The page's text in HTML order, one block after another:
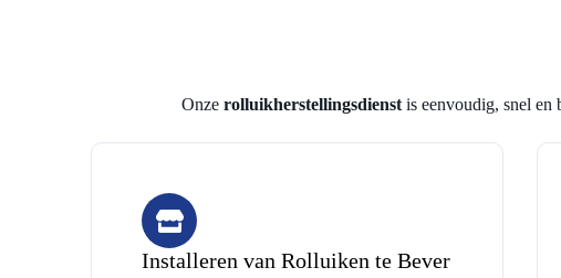
Onze rolluikherstellingsdienst is eenvoudig, snel en
Installeren van Rolluiken te Bever